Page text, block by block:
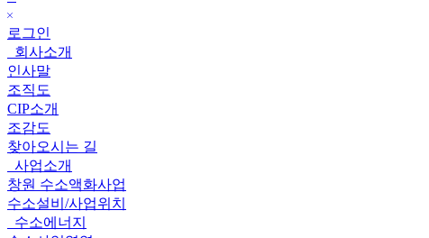
보
기
닫
기
로그인
회사소개
인사말
조직도
CIP소개
조감도
찾아오시는 길
사업소개
창원 수소액화사업
수소설비/사업위치
수소에너지